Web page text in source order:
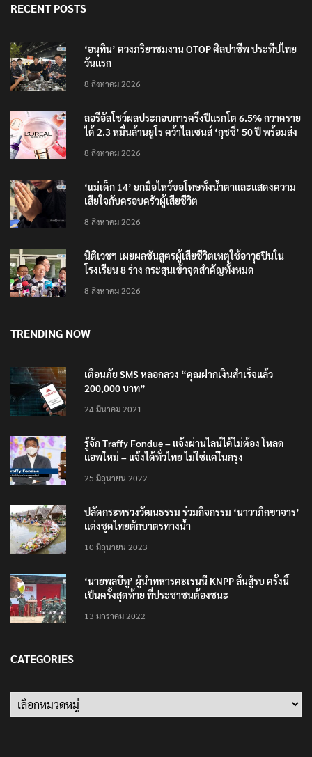
RECENT POSTS
‘อนุทิน’ ควงภริยาชมงาน OTOP ศิลปาชีพ ประทีปไทย
วันแรก
8 สิงหาคม 2026
ลอรีอัลโชว์ผลประกอบการครึ่งปีแรกโต 6.5% กวาดราย
ได้ 2.3 หมื่นล้านยูโร คว้าไลเซนส์ ‘กุชชี่’ 50 ปี พร้อมส่ง
8 สิงหาคม 2026
‘แม่เด็ก 14’ ยกมือไหว้ขอโทษทั้งน้ำตาและแสดงความ
เสียใจกับครอบครัวผู้เสียชีวิต
8 สิงหาคม 2026
นิติเวชฯ เผยผลชันสูตรผู้เสียชีวิตเหตุใช้อาวุธปืนใน
โรงเรียน 8 ร่าง กระสุนเข้าจุดสำคัญทั้งหมด
8 สิงหาคม 2026
TRENDING NOW
เตือนภัย SMS หลอกลวง “คุณฝากเงินสำเร็จแล้ว
200,000 บาท”
24 มีนาคม 2021
รู้จัก Traffy Fondue – แจ้งผ่านไลน์ได้ไม่ต้อง โหลด
แอพใหม่ – แจ้งได้ทั่วไทย ไม่ใช่แค่ในกรุง
25 มิถุนายน 2022
ปลัดกระทรวงวัฒนธรรม ร่วมกิจกรรม ‘นาวาภิกขาจาร’
แต่งชุดไทยตักบาตรทางน้ำ
10 มิถุนายน 2023
‘นายพลบีทู’ ผู้นำทหารคะเรนนี KNPP ลั่นสู้รบ ครั้งนี้
เป็นครั้งสุดท้าย ที่ประชาชนต้องชนะ
13 มกราคม 2022
CATEGORIES
Categories